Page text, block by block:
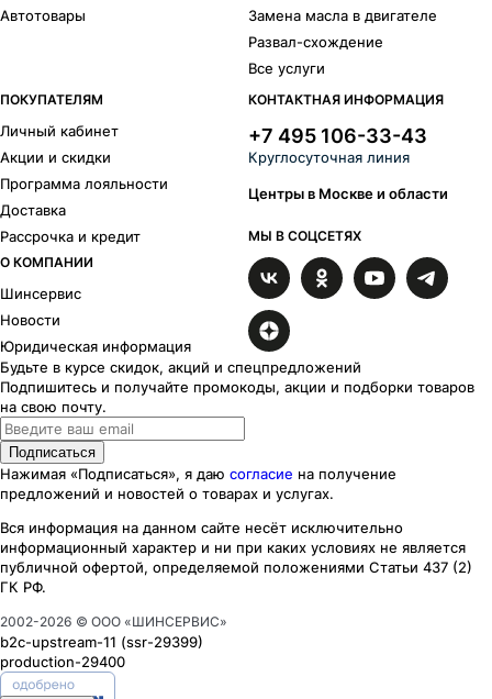
Автотовары
Замена масла в двигателе
Развал-схождение
Все услуги
ПОКУПАТЕЛЯМ
Личный кабинет
Акции и скидки
Программа лояльности
Доставка
Рассрочка и кредит
О КОМПАНИИ
Шинсервис
Новости
Юридическая информация
КОНТАКТНАЯ ИНФОРМАЦИЯ
+7 495 106-33-43
Круглосуточная линия
Центры в Москве и области
МЫ В СОЦСЕТЯХ
Будьте в курсе скидок, акций и спецпредложений
Подпишитесь и получайте промокоды, акции и подборки товаров
на свою почту.
Подписаться
Нажимая «Подписаться», я даю согласие на получение
предложений и новостей о товарах и услугах.
Вся информация на данном сайте несёт исключительно
информационный характер и ни при каких условиях не является
публичной офертой, определяемой положениями Статьи 437 (2)
ГК РФ.
2002-2026 © ООО «ШИНСЕРВИС»
b2c-upstream-11 (ssr-29399)
production-29400